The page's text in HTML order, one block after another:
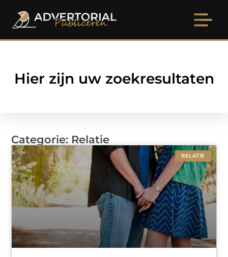
Hier zijn uw zoekresultaten
Categorie: Relatie
RELATIE